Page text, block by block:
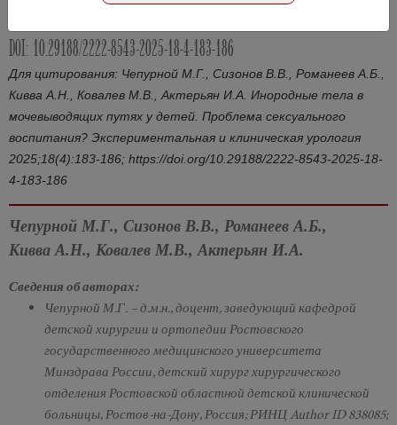
Номер №4, 2025- стр. 183-186
DOI: 10.29188/2222-8543-2025-18-4-183-186
Для цитирования: Чепурной М.Г., Сизонов В.В., Романеев А.Б.,
Кивва А.Н., Ковалев М.В., Актерьян И.А. Инородные тела в
мочевыводящих путях у детей. Проблема сексуального
воспитания? Экспериментальная и клиническая урология
2025;18(4):183-186; https://doi.org/10.29188/2222-8543-2025-18-
4-183-186
Чепурной М.Г., Сизонов В.В., Романеев А.Б.,
Кивва А.Н., Ковалев М.В., Актерьян И.А.
Сведения об авторах:
Чепурной М.Г. – д.м.н., доцент, заведующий кафедрой
детской хирургии и ортопедии Ростовского
государственного медицинского университета
Минздрава России, детский хирург хирургического
отделения Ростовской областной детской клинической
больницы, Ростов-на-Дону, Россия; РИНЦ Author ID 838085;